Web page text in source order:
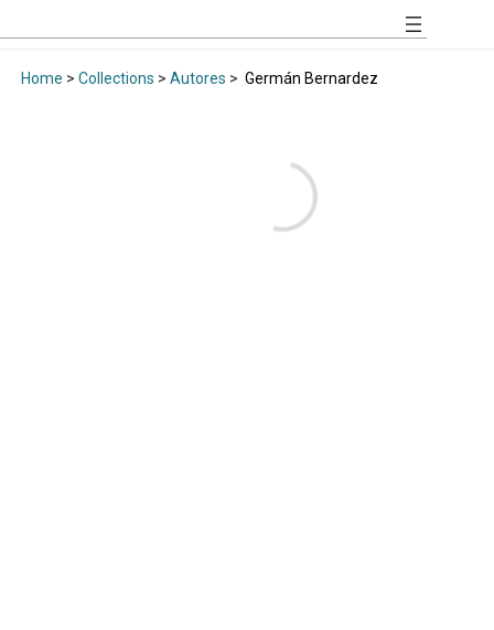
Home > Collections > Autores > Germán Bernardez